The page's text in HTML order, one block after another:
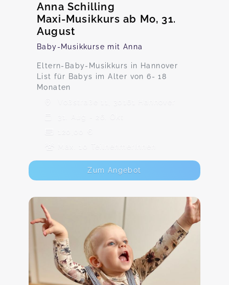
Anna Schilling
Maxi-Musikkurs ab Mo, 31.
August
Baby-Musikkurse mit Anna
Eltern-Baby-Musikkurs in Hannover
List für Babys im Alter von 6- 18
Monaten
Voßstraße 11, 30161 Hannover
31. Aug - 26. Okt
120,00 €
Max. 10 TeilnehmerInnen
Zum Angebot